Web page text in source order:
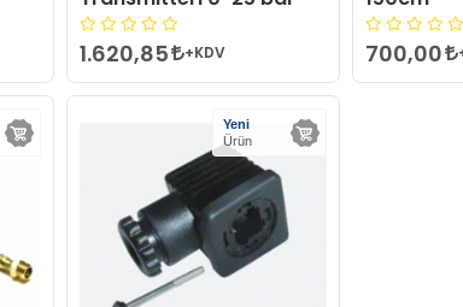
1.620,85 +KDV 700,00
Yeni
Ürün